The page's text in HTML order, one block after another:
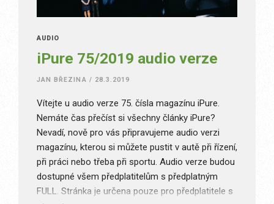
AUDIO
iPure 75/2019 audio verze
JAN BŘEZINA / 28.3.2019
Vítejte u audio verze 75. čísla magazínu iPure.
Nemáte čas přečíst si všechny články iPure?
Nevadí, nově pro vás připravujeme audio verzi
magazínu, kterou si můžete pustit v autě při řízení,
při práci nebo třeba při sportu. Audio verze budou
dostupné všem předplatitelům s předplatným
FULL. Stránka je určena pouze pro předplatitele s